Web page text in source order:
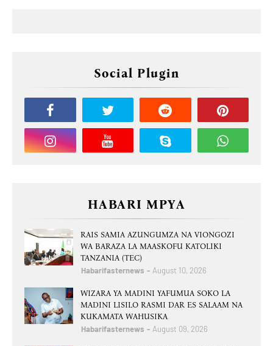
Social Plugin
HABARI MPYA
RAIS SAMIA AZUNGUMZA NA VIONGOZI
WA BARAZA LA MAASKOFU KATOLIKI
TANZANIA (TEC)
Habarifasternews August 10, 2026
WIZARA YA MADINI YAFUMUA SOKO LA
MADINI LISILO RASMI DAR ES SALAAM NA
KUKAMATA WAHUSIKA
Habarifasternews August 09, 2026